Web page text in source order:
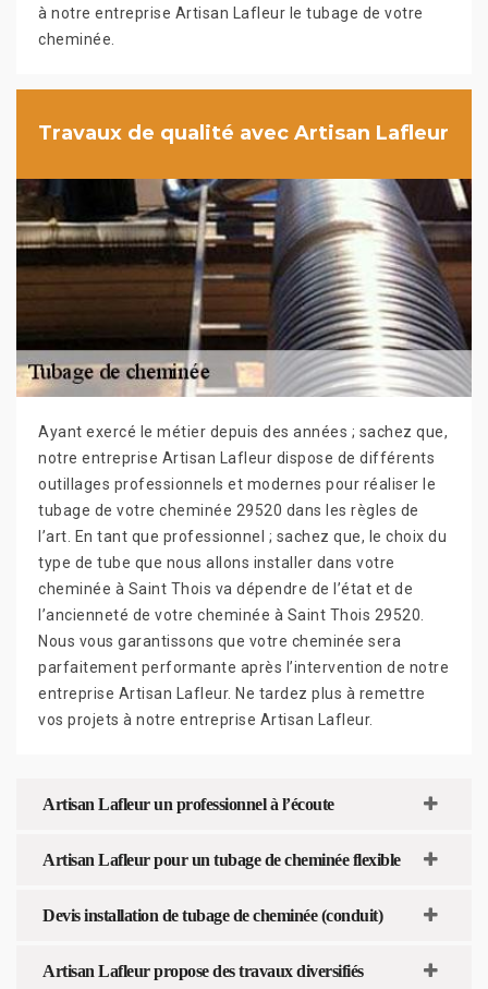
à notre entreprise Artisan Lafleur le tubage de votre
cheminée.
Travaux de qualité avec Artisan Lafleur
Ayant exercé le métier depuis des années ; sachez que,
notre entreprise Artisan Lafleur dispose de différents
outillages professionnels et modernes pour réaliser le
tubage de votre cheminée 29520 dans les règles de
l’art. En tant que professionnel ; sachez que, le choix du
type de tube que nous allons installer dans votre
cheminée à Saint Thois va dépendre de l’état et de
l’ancienneté de votre cheminée à Saint Thois 29520.
Nous vous garantissons que votre cheminée sera
parfaitement performante après l’intervention de notre
entreprise Artisan Lafleur. Ne tardez plus à remettre
vos projets à notre entreprise Artisan Lafleur.
Artisan Lafleur un professionnel à l’écoute
Artisan Lafleur pour un tubage de cheminée flexible
Devis installation de tubage de cheminée (conduit)
Artisan Lafleur propose des travaux diversifiés